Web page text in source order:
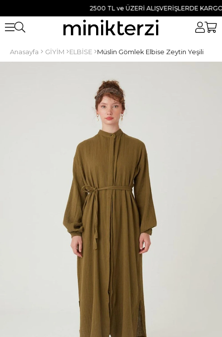
2500 TL ve ÜZERİ ALIŞVERİŞLERDE KARGO
Anasayfa GİYİM ELBİSE Müslin Gömlek Elbise Zeytin Yeşili